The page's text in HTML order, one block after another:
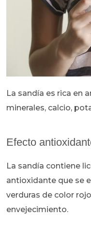
La sandía es rica en
minerales, calcio,
Efecto
La sandía contiene
antioxidante que se
verduras de color
envejecimiento.